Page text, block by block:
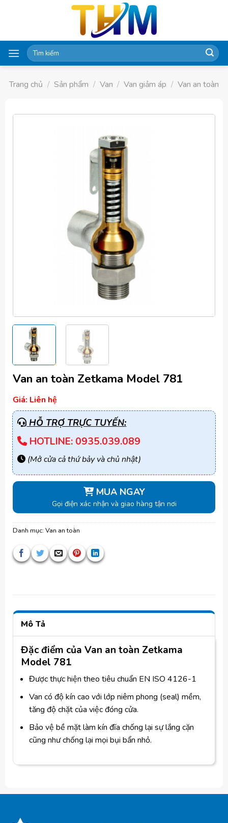
Tìm
kiếm:
Trang chủ / Sản phẩm / Van / Van giảm áp / Van an toàn
Van an toàn Zetkama Model 781
Giá: Liên hệ
HỖ TRỢ TRỰC TUYẾN:
HOTLINE: 0935.039.089
(Mở cửa cả thứ bảy và chủ nhật)
MUA NGAY
Gọi điện xác nhận và giao hàng tận nơi
Danh mục: Van an toàn
Mô Tả
Đặc điểm của Van an toàn Zetkama
Model 781
Được thực hiện theo tiêu chuẩn EN ISO 4126-1
Van có độ kín cao với lớp niêm phong (seal) mềm,
tăng độ chặt của việc đóng cửa.
Bảo vệ bề mặt làm kín đĩa chống lại sự lắng cặn
cũng như chống lại mọi bụi bẩn nhỏ.